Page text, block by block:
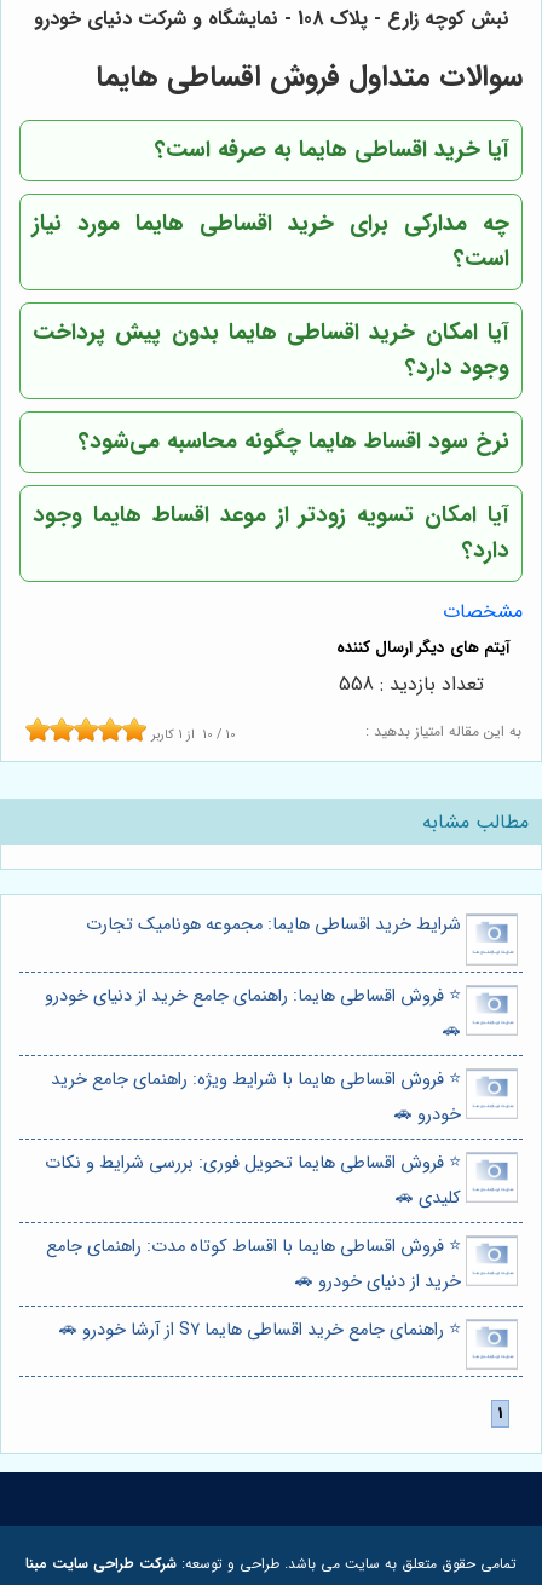
نبش کوچه زارع - پلاک 108 - نمایشگاه و شرکت دنیای خودرو
سوالات متداول فروش اقساطی هایما
آیا خرید اقساطی هایما به صرفه است؟
چه مدارکی برای خرید اقساطی هایما مورد نیاز
است؟
آیا امکان خرید اقساطی هایما بدون پیش پرداخت
وجود دارد؟
نرخ سود اقساط هایما چگونه محاسبه می‌شود؟
آیا امکان تسویه زودتر از موعد اقساط هایما وجود
دارد؟
مشخصات
به این مقاله امتیاز بدهید : 10 / 10 از 1 کاربر
تعداد بازدید : 558
مطالب مشابه
شرایط خرید اقساطی هایما: مجموعه هونامیک تجارت
⭐️ فروش اقساطی هایما: راهنمای جامع خرید از دنیای خودرو
🚗
⭐️ فروش اقساطی هایما با شرایط ویژه: راهنمای جامع خرید
خودرو 🚗
⭐️ فروش اقساطی هایما تحویل فوری: بررسی شرایط و نکات
کلیدی 🚗
⭐️ فروش اقساطی هایما با اقساط کوتاه مدت: راهنمای جامع
خرید از دنیای خودرو 🚗
⭐️ راهنمای جامع خرید اقساطی هایما S7 از آرشا خودرو 🚗
تمامی حقوق متعلق به سایت می باشد. طراحی و توسعه: شرکت طراحی سایت مبنا